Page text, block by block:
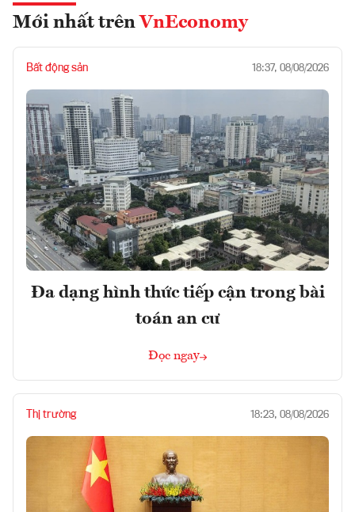
Mới nhất trên VnEconomy
Bất động sản 18:37, 08/08/2026
Đa dạng hình thức tiếp cận trong bài
toán an cư
Đọc ngay
Thị trường 18:23, 08/08/2026